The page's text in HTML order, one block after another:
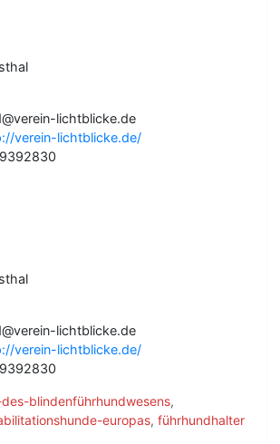
lichtblicke.de
verein-lichtblicke.de/
lichtblicke.de
verein-lichtblicke.de/
blindenführhundwesens,
europas, führhundhalter